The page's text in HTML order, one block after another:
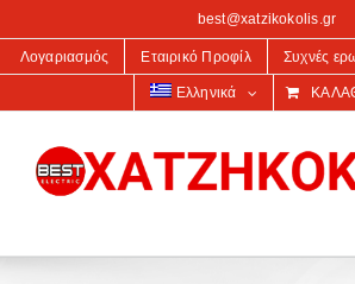
best@xatzikokolis.gr
Λογαριασμός Εταιρικό Προφίλ Συχνές
Ελληνικά